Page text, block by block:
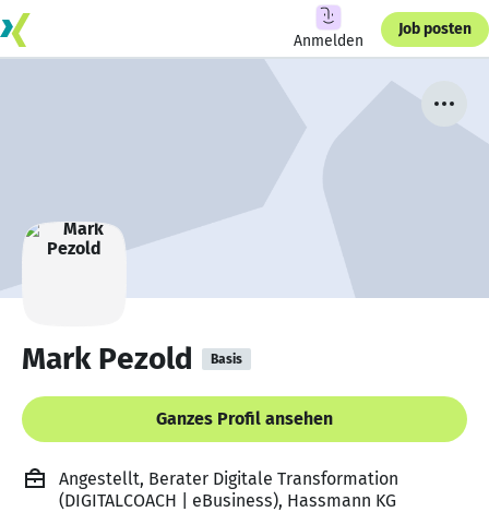
Anmelden
Job posten
Mark Pezold Basis
Ganzes Profil ansehen
Angestellt, Berater Digitale Transformation
(DIGITALCOACH | eBusiness), Hassmann KG